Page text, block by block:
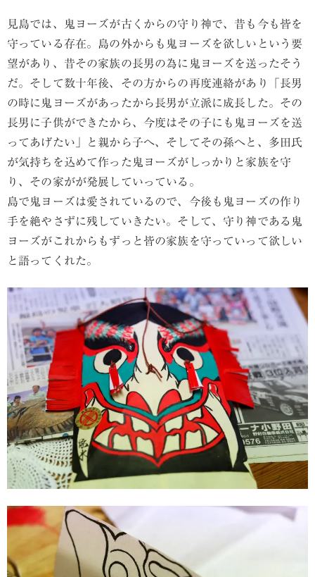
見島では、鬼ヨーズが古くからの守り神で、昔も今も皆を
守っている存在。島の外からも鬼ヨーズを欲しいという要
望があり、昔その家族の長男の為に鬼ヨーズを送ったそう
だ。そして数十年後、その方からの再度連絡があり「長男
の時に鬼ヨーズがあったから長男が立派に成長した。その
長男に子供ができたから、今度はその子にも鬼ヨーズを送
ってあげたい」と親から子へ、そしてその孫へと、多田氏
が気持ちを込めて作った鬼ヨーズがしっかりと家族を守
り、その家がが発展していっている。
島で鬼ヨーズは愛されているので、今後も鬼ヨーズの作り
手を絶やさずに残していきたい。そして、守り神である鬼
ヨーズがこれからもずっと皆の家族を守っていって欲しい
と語ってくれた。